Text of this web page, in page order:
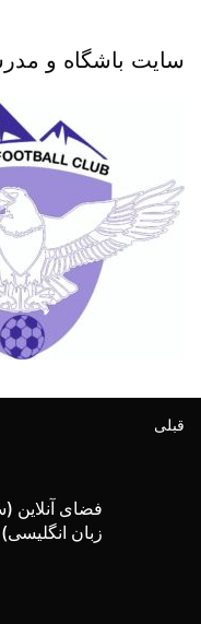
سایت باشگاه و
قبلی
فضای آنلاین
زبان انگلیسی)